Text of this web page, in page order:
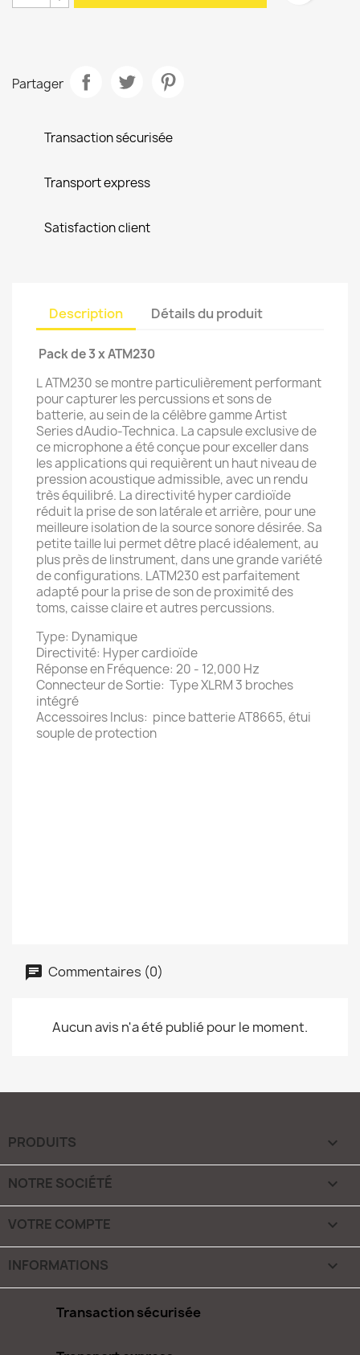
Partager
Transaction sécurisée
Transport express
Satisfaction client
Description Détails du produit
Pack de 3 x ATM230
L ATM230 se montre particulièrement performant
pour capturer les percussions et sons de
batterie, au sein de la célèbre gamme Artist
Series dAudio-Technica. La capsule exclusive de
ce microphone a été conçue pour exceller dans
les applications qui requièrent un haut niveau de
pression acoustique admissible, avec un rendu
très équilibré. La directivité hyper cardioïde
réduit la prise de son latérale et arrière, pour une
meilleure isolation de la source sonore désirée. Sa
petite taille lui permet dêtre placé idéalement, au
plus près de linstrument, dans une grande variété
de configurations. LATM230 est parfaitement
adapté pour la prise de son de proximité des
toms, caisse claire et autres percussions.
Type: Dynamique
Directivité: Hyper cardioïde
Réponse en Fréquence: 20 - 12,000 Hz
Connecteur de Sortie: Type XLRM 3 broches
intégré
Accessoires Inclus: pince batterie AT8665, étui
souple de protection
Commentaires (0)
Aucun avis n'a été publié pour le moment.
PRODUITS 
NOTRE SOCIÉTÉ 
VOTRE COMPTE 
INFORMATIONS keyboard_arrow_down
Transaction sécurisée